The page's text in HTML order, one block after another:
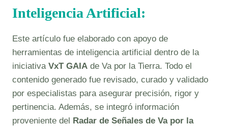
Inteligencia Artificial:
Este artículo fue elaborado con apoyo de
herramientas de inteligencia artificial dentro de la
iniciativa VxT GAIA de Va por la Tierra. Todo el
contenido generado fue revisado, curado y validado
por especialistas para asegurar precisión, rigor y
pertinencia. Además, se integró información
proveniente del Radar de Señales de Va por la